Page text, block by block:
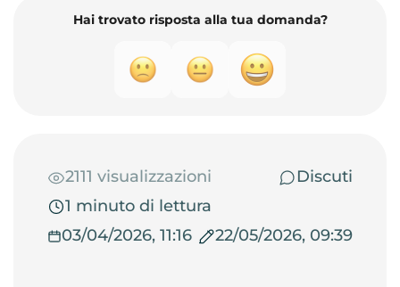
Hai trovato risposta alla tua domanda?
2111 visualizzazioni
Discuti
1 minuto di lettura
03/04/2026, 11:16
22/05/2026, 09:39